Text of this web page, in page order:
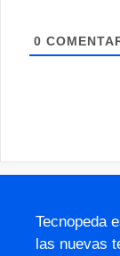
0
Tecnopeda
las nuevas